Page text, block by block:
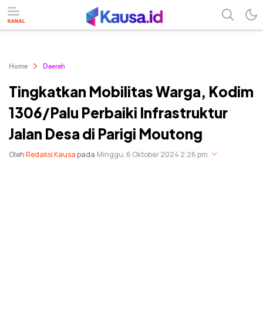
Home Daerah
Tingkatkan Mobilitas Warga, Kodim
1306/Palu Perbaiki Infrastruktur
Jalan Desa di Parigi Moutong
OlehRedaksi Kausapada Minggu, 6 Oktober 2024 2:26 pm